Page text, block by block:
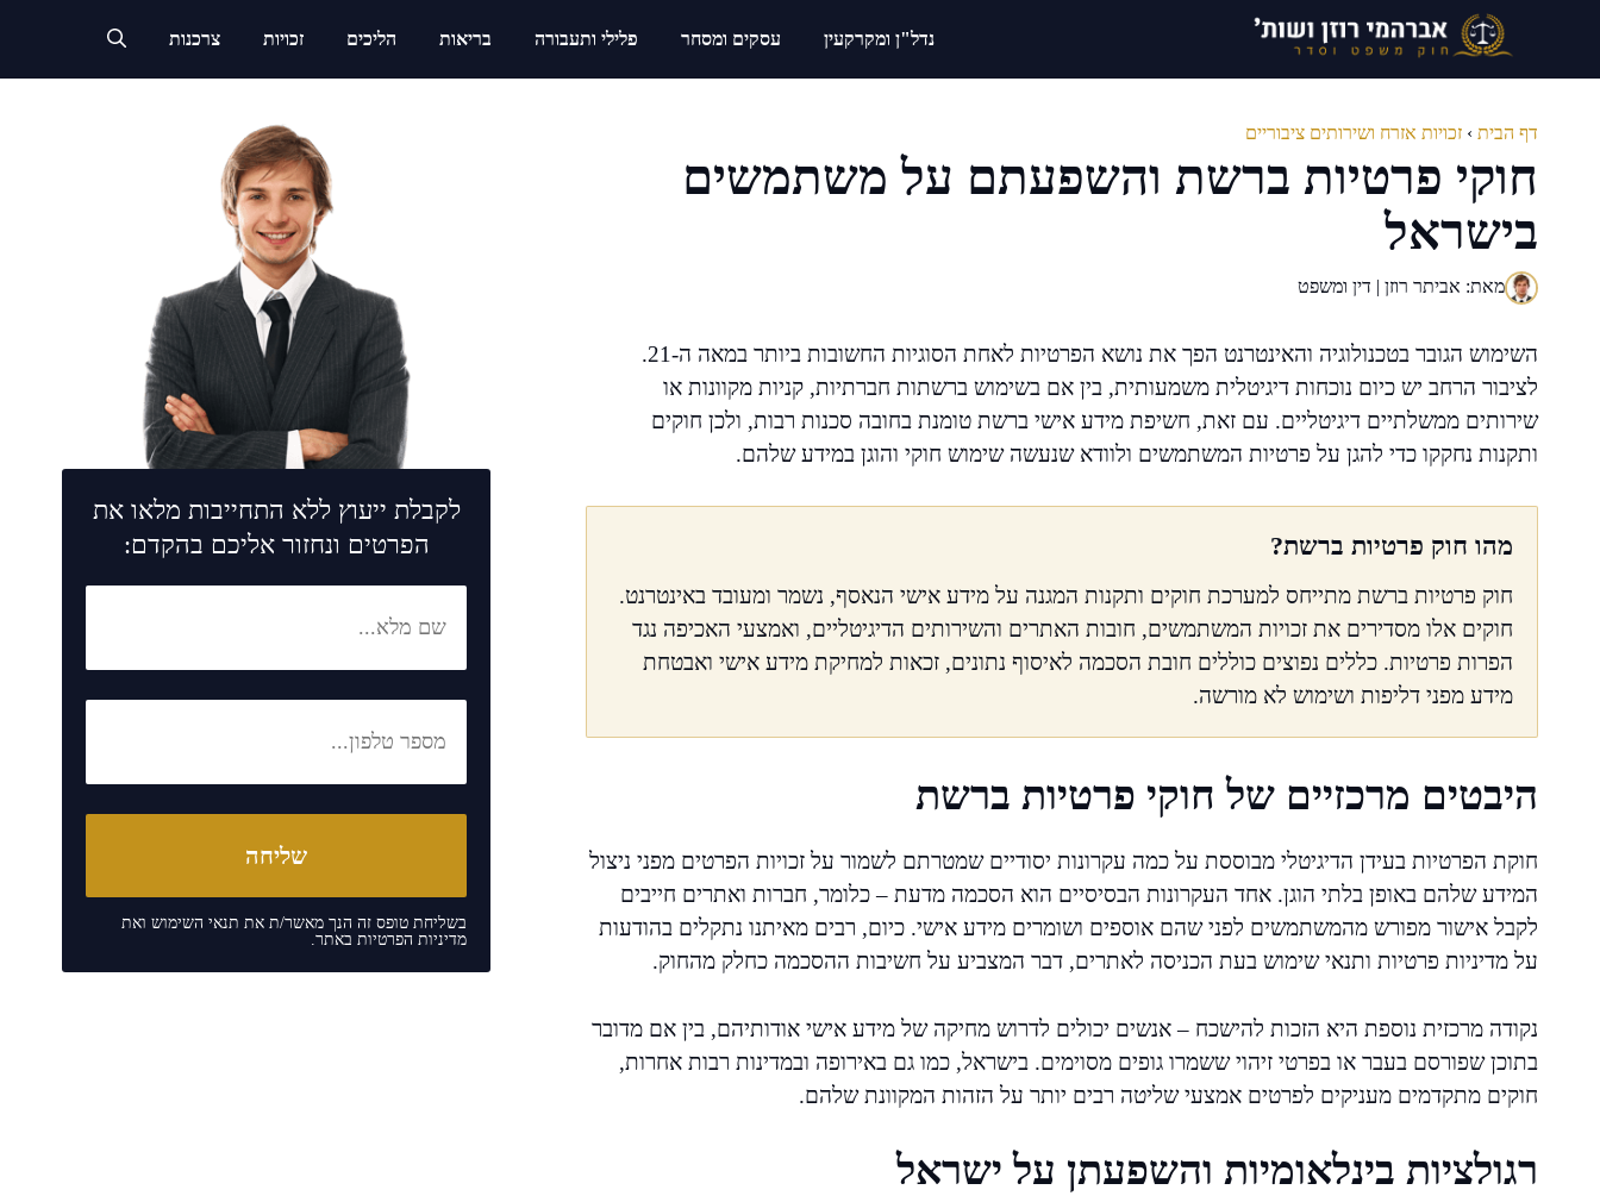
נדל"ן ומקרקעין עסקים ומסחר פלילי ותעבורה בריאות הליכים זכויות צרכנות
דף הבית › זכויות אזרח ושירותים ציבוריים
חוקי פרטיות ברשת והשפעתם על משתמשים
בישראל
מאת: אביתר רוזן | דין ומשפט
השימוש הגובר בטכנולוגיה והאינטרנט הפך את נושא הפרטיות לאחת הסוגיות החשובות ביותר במאה ה-21.
לציבור הרחב יש כיום נוכחות דיגיטלית משמעותית, בין אם בשימוש ברשתות חברתיות, קניות מקוונות או
שירותים ממשלתיים דיגיטליים. עם זאת, חשיפת מידע אישי ברשת טומנת בחובה סכנות רבות, ולכן חוקים
ותקנות נחקקו כדי להגן על פרטיות המשתמשים ולוודא שנעשה שימוש חוקי והוגן במידע שלהם.
מהו חוק פרטיות ברשת?
חוק פרטיות ברשת מתייחס למערכת חוקים ותקנות המגנה על מידע אישי הנאסף, נשמר ומעובד באינטרנט.
חוקים אלו מסדירים את זכויות המשתמשים, חובות האתרים והשירותים הדיגיטליים, ואמצעי האכיפה נגד
הפרות פרטיות. כללים נפוצים כוללים חובת הסכמה לאיסוף נתונים, זכאות למחיקת מידע אישי ואבטחת
מידע מפני דליפות ושימוש לא מורשה.
היבטים מרכזיים של חוקי פרטיות ברשת
חוקת הפרטיות בעידן הדיגיטלי מבוססת על כמה עקרונות יסודיים שמטרתם לשמור על זכויות הפרטים מפני ניצול
המידע שלהם באופן בלתי הוגן. אחד העקרונות הבסיסיים הוא הסכמה מדעת – כלומר, חברות ואתרים חייבים
לקבל אישור מפורש מהמשתמשים לפני שהם אוספים ושומרים מידע אישי. כיום, רבים מאיתנו נתקלים בהודעות
על מדיניות פרטיות ותנאי שימוש בעת הכניסה לאתרים, דבר המצביע על חשיבות ההסכמה כחלק מהחוק.
נקודה מרכזית נוספת היא הזכות להישכח – אנשים יכולים לדרוש מחיקה של מידע אישי אודותיהם, בין אם מדובר
בתוכן שפורסם בעבר או בפרטי זיהוי ששמרו גופים מסוימים. בישראל, כמו גם באירופה ובמדינות רבות אחרות,
חוקים מתקדמים מעניקים לפרטים אמצעי שליטה רבים יותר על הזהות המקוונת שלהם.
רגולציות בינלאומיות והשפעתן על ישראל
לקבלת ייעוץ ללא התחייבות מלאו את
הפרטים ונחזור אליכם בהקדם:
בשליחת טופס זה הנך מאשר/ת את תנאי השימושואת
מדיניות הפרטיותבאתר.